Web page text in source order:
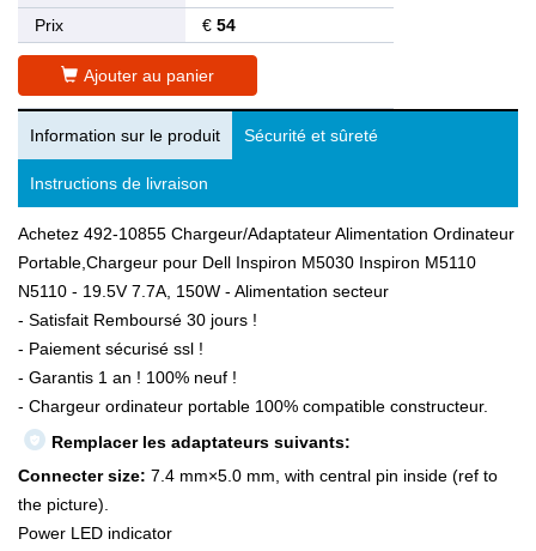
Prix
€ 54
Ajouter au panier
Information sur le produit Sécurité et sûreté
Instructions de livraison
Achetez 492-10855 Chargeur/Adaptateur Alimentation Ordinateur
Portable,Chargeur pour Dell Inspiron M5030 Inspiron M5110
N5110 - 19.5V 7.7A, 150W - Alimentation secteur
- Satisfait Remboursé 30 jours !
- Paiement sécurisé ssl !
- Garantis 1 an ! 100% neuf !
- Chargeur ordinateur portable 100% compatible constructeur.
Remplacer les adaptateurs suivants:
Connecter size: 7.4 mm×5.0 mm, with central pin inside (ref to
the picture).
Power LED indicator